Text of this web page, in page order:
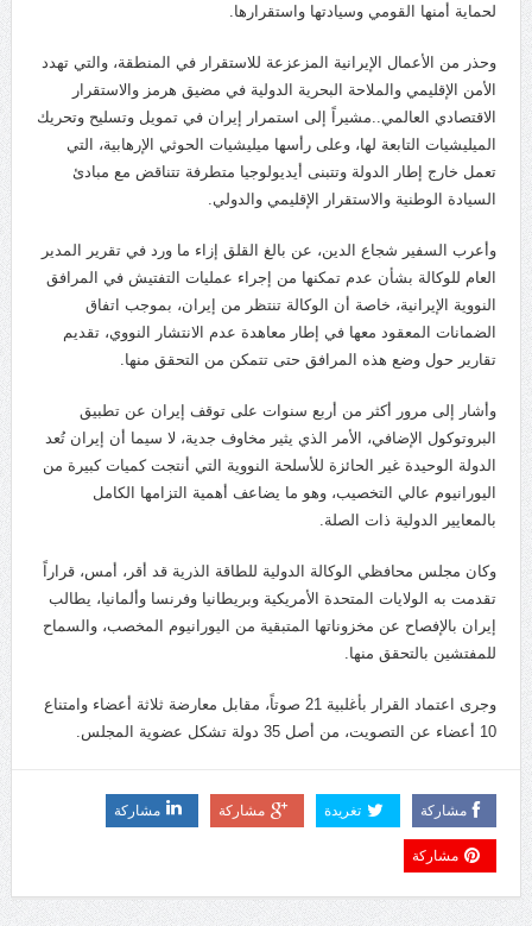
لحماية أمنها القومي وسيادتها واستقرارها.
وحذر من الأعمال الإيرانية المزعزعة للاستقرار في المنطقة، والتي تهدد
الأمن الإقليمي والملاحة البحرية الدولية في مضيق هرمز والاستقرار
الاقتصادي العالمي..مشيراً إلى استمرار إيران في تمويل وتسليح وتحريك
الميليشيات التابعة لها، وعلى رأسها ميليشيات الحوثي الإرهابية، التي
تعمل خارج إطار الدولة وتتبنى أيديولوجيا متطرفة تتناقض مع مبادئ
السيادة الوطنية والاستقرار الإقليمي والدولي.
وأعرب السفير شجاع الدين، عن بالغ القلق إزاء ما ورد في تقرير المدير
العام للوكالة بشأن عدم تمكنها من إجراء عمليات التفتيش في المرافق
النووية الإيرانية، خاصة أن الوكالة تنتظر من إيران، بموجب اتفاق
الضمانات المعقود معها في إطار معاهدة عدم الانتشار النووي، تقديم
تقارير حول وضع هذه المرافق حتى تتمكن من التحقق منها.
وأشار إلى مرور أكثر من أربع سنوات على توقف إيران عن تطبيق
البروتوكول الإضافي، الأمر الذي يثير مخاوف جدية، لا سيما أن إيران تُعد
الدولة الوحيدة غير الحائزة للأسلحة النووية التي أنتجت كميات كبيرة من
اليورانيوم عالي التخصيب، وهو ما يضاعف أهمية التزامها الكامل
بالمعايير الدولية ذات الصلة.
وكان مجلس محافظي الوكالة الدولية للطاقة الذرية قد أقر، أمس، قراراً
تقدمت به الولايات المتحدة الأمريكية وبريطانيا وفرنسا وألمانيا، يطالب
إيران بالإفصاح عن مخزوناتها المتبقية من اليورانيوم المخصب، والسماح
للمفتشين بالتحقق منها.
وجرى اعتماد القرار بأغلبية 21 صوتاً، مقابل معارضة ثلاثة أعضاء وامتناع
10 أعضاء عن التصويت، من أصل 35 دولة تشكل عضوية المجلس.
مشاركة تغريدة مشاركة مشاركة
مشاركة